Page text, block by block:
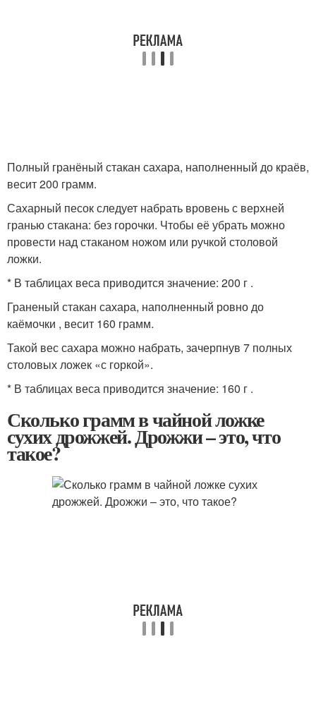
Полный гранёный стакан сахара, наполненный до краёв,
весит 200 грамм.
Сахарный песок следует набрать вровень с верхней
гранью стакана: без горочки. Чтобы её убрать можно
провести над стаканом ножом или ручкой столовой
ложки.
* В таблицах веса приводится значение: 200 г .
Граненый стакан сахара, наполненный ровно до
каёмочки , весит 160 грамм.
Такой вес сахара можно набрать, зачерпнув 7 полных
столовых ложек «с горкой».
* В таблицах веса приводится значение: 160 г .
Сколько грамм в чайной ложке
сухих дрожжей. Дрожжи – это, что
такое?